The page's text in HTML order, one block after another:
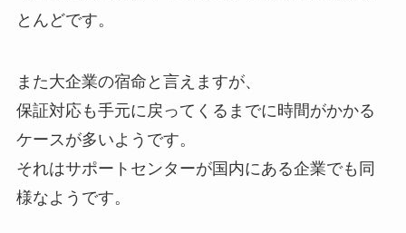
とんどです。
また大企業の宿命と言えますが、
保証対応も手元に戻ってくるまでに時間がかかる
ケースが多いようです。
それはサポートセンターが国内にある企業でも同
様なようです。